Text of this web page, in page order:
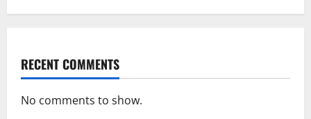
RECENT COMMENTS
No comments to show.